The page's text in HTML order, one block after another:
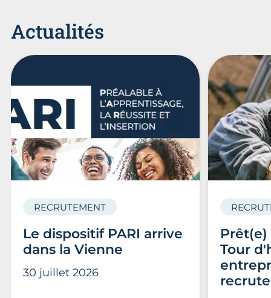
Actualités
Le dispositif PARI arrive
dans la Vienne
RECRUTEMENT
30 juillet 2026
Tour